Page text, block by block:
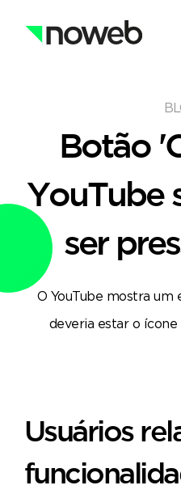
Botão
YouTube
ser
O YouTube mostra um
deveria estar o
Usuários